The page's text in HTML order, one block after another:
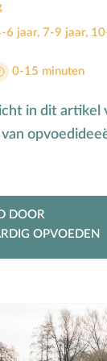
Geest
6 jaar, 7-9 jaar,
0-15 minuten
in dit artikel
DOOR
OPVOEDEN